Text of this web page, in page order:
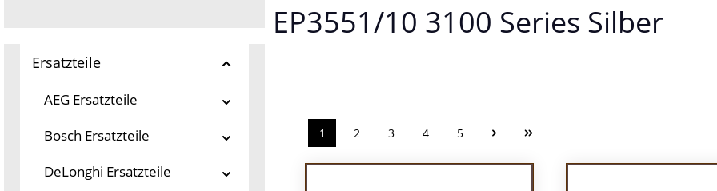
Ersatzteile
AEG Ersatzteile
Bosch Ersatzteile
DeLonghi Ersatzteile
EP3551/10 3100 Series Silber
Seite
1 Seite
2 Seite
3 Seite
4 Seite
5